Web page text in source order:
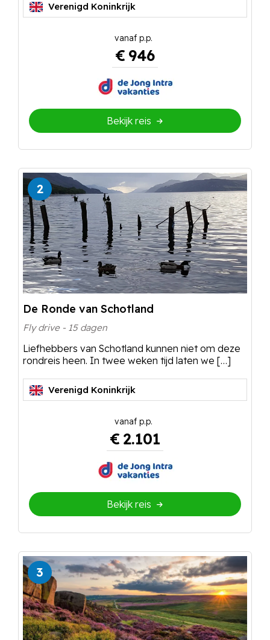
Verenigd Koninkrijk
€ 946
Bekijk reis
2
De Ronde van Schotland
Fly drive - 15 dagen
Liefhebbers van Schotland kunnen niet om deze
rondreis heen. In twee weken tijd laten we […]
Verenigd Koninkrijk
€ 2.101
Bekijk reis
3